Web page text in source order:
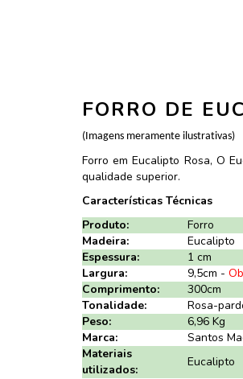
FORRO DE
(Imagens meramente ilustrativas)
Forro em Eucalipto Rosa, O
qualidade superior.
Características Técnicas
Produto:
Forro
Madeira:
Eucalipto
Espessura:
1 cm
Largura:
9,5cm -
Comprimento:
300cm
Tonalidade:
Rosa-
Peso:
6,96 Kg
Marca:
Santos
Materiais
utilizados:
Eucalipto